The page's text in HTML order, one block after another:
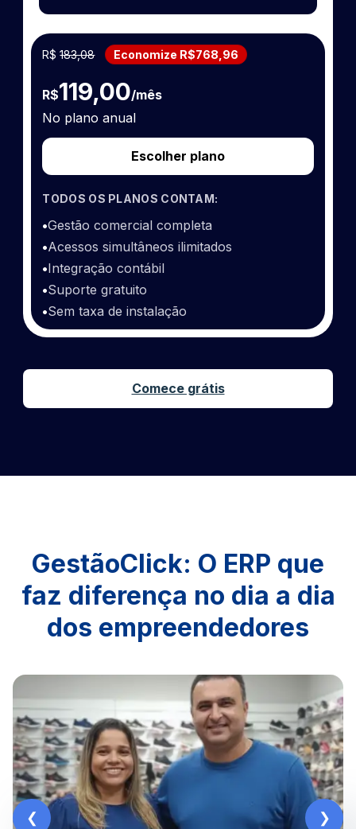
R$183,08 Economize R$768,96
R$119,00/mês
No plano anual
Escolher plano
TODOS OS PLANOS CONTAM:
•Gestão comercial completa
•Acessos simultâneos ilimitados
•Integração contábil
•Suporte gratuito
•Sem taxa de instalação
Comece grátis
GestãoClick: O ERP que
faz diferença no dia a dia
dos empreendedores